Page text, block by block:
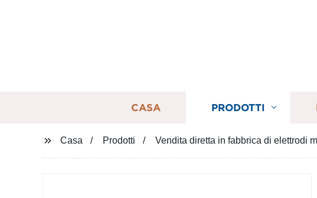
CASA PRODOTTI
Casa Prodotti Vendita diretta in fabbrica di elettrodi